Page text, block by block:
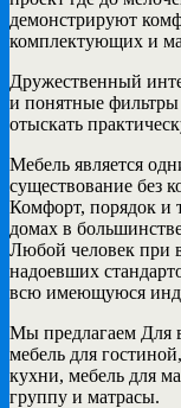
демонстрируют
комплектующих и
Дружественный
и понятные фильтры
отыскать
Мебель является
существование без
Комфорт, порядок и
домах в
Любой человек при
надоевших
всю имеющуюся
Мы предлагаем Для
мебель для
кухни, мебель для
группу и матрасы.